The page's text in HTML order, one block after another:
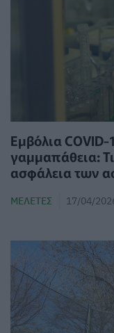
Εμβόλια
γαμμαπάθεια: Τι
ασφάλεια των
ΜΕΛΈΤΕΣ 17/04/